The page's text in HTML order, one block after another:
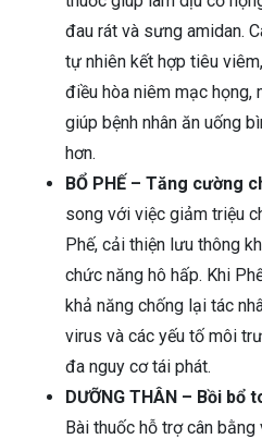
đau rát và sưng amidan.
tự nhiên kết hợp tiêu
điều hòa niêm mạc họng,
giúp bệnh nhân ăn uống
hơn.
BỔ PHẾ – Tăng cường
song với việc giảm triệu
Phế, cải thiện lưu thông
chức năng hô hấp. Khi
khả năng chống lại tác
virus và các yếu tố môi
đa nguy cơ tái phát.
DƯỠNG THÂN – Bồi bổ
Bài thuốc hỗ trợ cân